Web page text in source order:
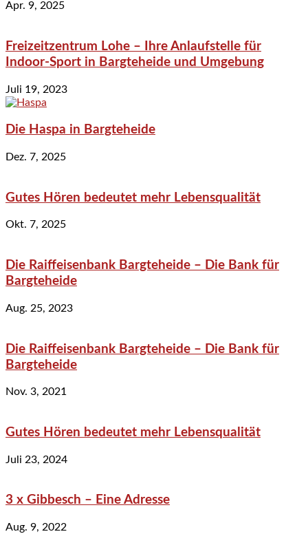
Apr. 9, 2025
Freizeitzentrum Lohe – Ihre Anlaufstelle für
Indoor-Sport in Bargteheide und Umgebung
Juli 19, 2023
Die Haspa in Bargteheide
Dez. 7, 2025
Gutes Hören bedeutet mehr Lebensqualität
Okt. 7, 2025
Die Raiffeisenbank Bargteheide – Die Bank für
Bargteheide
Aug. 25, 2023
Die Raiffeisenbank Bargteheide – Die Bank für
Bargteheide
Nov. 3, 2021
Gutes Hören bedeutet mehr Lebensqualität
Juli 23, 2024
3 x Gibbesch – Eine Adresse
Aug. 9, 2022